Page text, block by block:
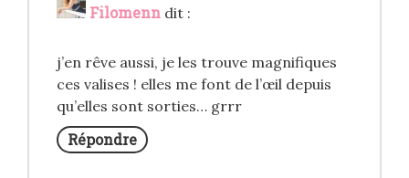
Filomenn dit :
j’en rêve aussi, je les trouve magnifiques
ces valises ! elles me font de l’œil depuis
qu’elles sont sorties… grrr
Répondre